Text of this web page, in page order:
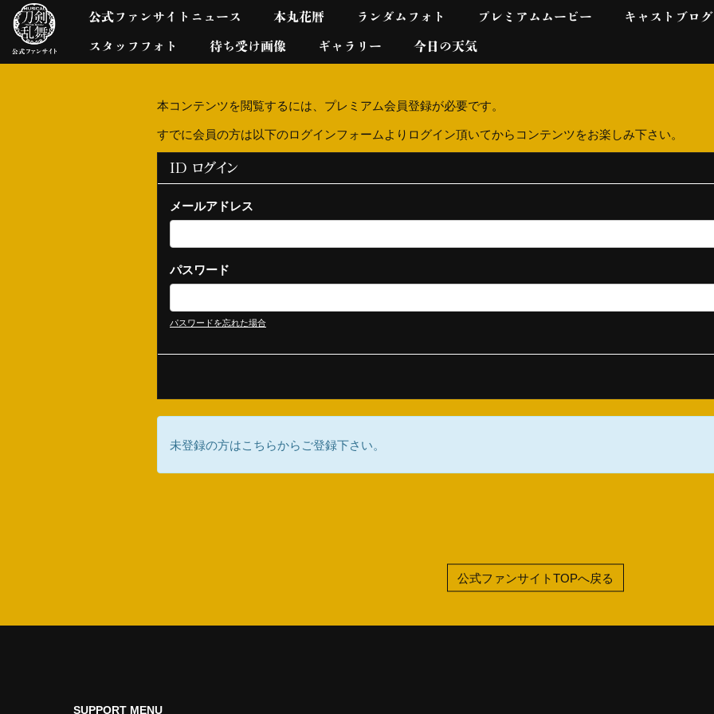
公式ファンサイトニュース 本丸花暦 ランダムフォト プレミアムムービー キャストブログ
スタッフフォト 待ち受け画像 ギャラリー 今日の天気
本コンテンツを閲覧するには、プレミアム会員登録が必要です。
すでに会員の方は以下のログインフォームよりログイン頂いてからコンテンツをお楽しみ下さい。
ID ログイン
メールアドレス
パスワード
パスワードを忘れた場合
未登録の方はこちらからご登録下さい。
公式ファンサイトTOPへ戻る
SUPPORT MENU